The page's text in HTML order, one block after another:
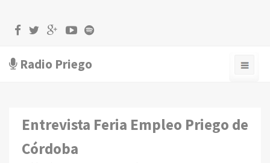
Radio Priego
Entrevista Feria Empleo Priego de
Córdoba